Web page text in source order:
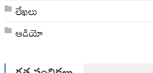
లేఖలు
ఆడియో